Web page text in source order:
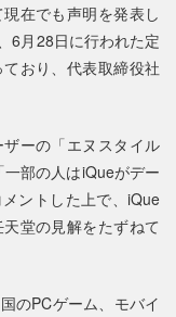
在でも声明を発表し
6月28日に行われた定
おり、代表取締役社
ーの「エヌスタイル
部の人はiQueがデー
ントした上で、iQue
堂の見解をたずねて
のPCゲーム、モバイ